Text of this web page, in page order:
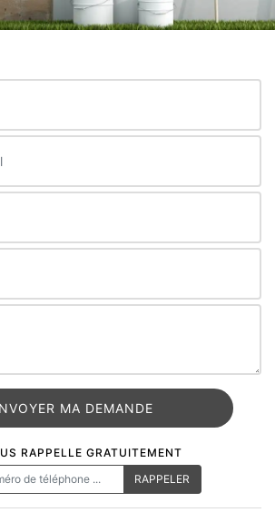
RAPPELLE GRATUITEMENT